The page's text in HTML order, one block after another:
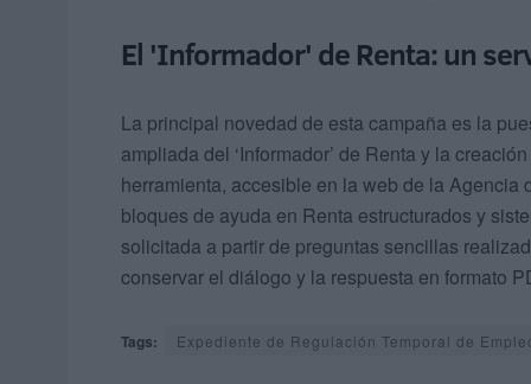
El 'Informador' de Renta: un
La principal novedad de esta campaña es la
ampliada del ‘Informador’ de Renta y la
herramienta, accesible en la web de la
bloques de ayuda en Renta estructurados y
solicitada a partir de preguntas sencillas
conservar el diálogo y la respuesta en formato
Tags: Expediente de Regulación Temporal de